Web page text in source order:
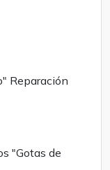
Reparación
"Gotas de